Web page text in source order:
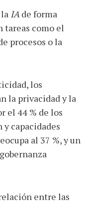
IAde forma
tareas como el
procesos o la
los
la privacidad y la
el 44 % de los
capacidades
al 37 %, y un
entre las